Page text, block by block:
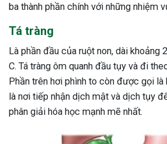
ba thành phần chính với những nhiệm
Tá tràng
Là phần đầu của ruột non, dài khoảng
C. Tá tràng ôm quanh đầu tụy và đi
Phần trên hơi phình to còn được gọi là
là nơi tiếp nhận dịch mật và dịch tụy
phân giải hóa học mạnh mẽ nhất.